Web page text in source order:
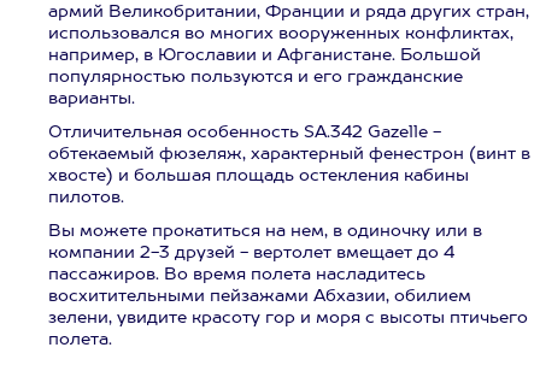
армий Великобритании, Франции и ряда других стран,
использовался во многих вооруженных конфликтах,
например, в Югославии и Афганистане. Большой
популярностью пользуются и его гражданские
варианты.
Отличительная особенность SA.342 Gazelle -
обтекаемый фюзеляж, характерный фенестрон (винт в
хвосте) и большая площадь остекления кабины
пилотов.
Вы можете прокатиться на нем, в одиночку или в
компании 2-3 друзей - вертолет вмещает до 4
пассажиров. Во время полета насладитесь
восхитительными пейзажами Абхазии, обилием
зелени, увидите красоту гор и моря с высоты птичьего
полета.